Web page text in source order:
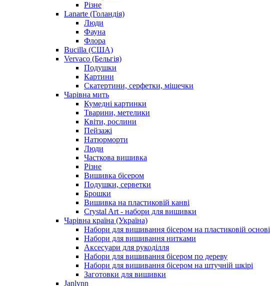
Різне
Lanarte (Голандія)
Люди
Фауна
Флора
Bucilla (США)
Vervaco (Бельгія)
Подушки
Картини
Скатертини, серфетки, мішечки
Чарiвна мить
Кумедні картинки
Тварини, метелики
Квіти, рослини
Пейзажі
Натюрморти
Люди
Часткова вишивка
Різне
Вишивка бісером
Подушки, серветки
Брошки
Вишивка на пластиковій канві
Crystal Art - набори для вишивки
Чарівна країна (Україна)
Набори для вишивання бісером на пластиковій основі
Набори для вишивання нитками
Аксесуари для рукоділля
Набори для вишивання бісером по дереву
Набори для вишивання бісером на штучній шкірі
Заготовки для вишивки
Janlynn